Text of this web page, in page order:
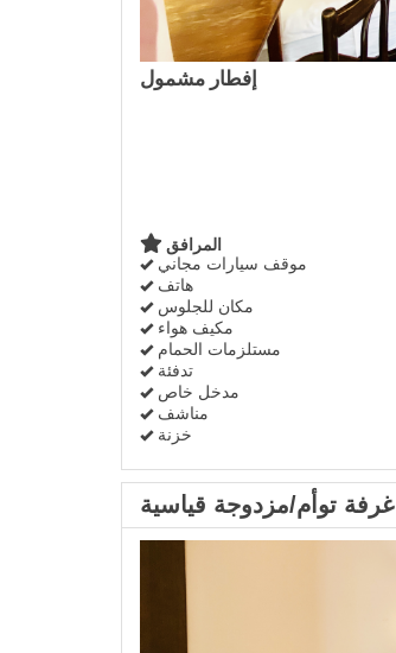
إفطار مشمول
المرافق
موقف سيارات مجاني
هاتف
مكان للجلوس
مكيف هواء
مستلزمات الحمام
تدفئة
مدخل خاص
مناشف
خزنة
غرفة توأم/مزدوجة قياسية
Previous